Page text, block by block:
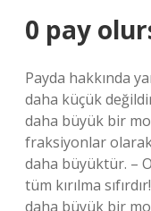
0 pay
Payda hakkında
daha küçük
daha büyük bir
fraksiyonlar olarak
daha büyüktür. –
tüm kırılma
daha büyük bir